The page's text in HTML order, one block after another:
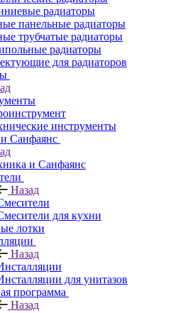
радиаторы
панельные радиаторы
трубчатые радиаторы
радиаторы
для радиаторов
инструменты
Санфаянс
и Санфаянс
Назад
для кухни
лотки
Назад
для унитазов
программа
Назад